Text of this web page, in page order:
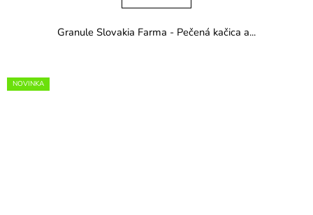
Granule Slovakia Farma - Pečená kačica a...
NOVINKA